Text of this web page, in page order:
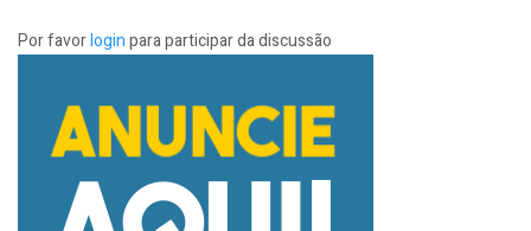
Por favorloginpara participar da discussão